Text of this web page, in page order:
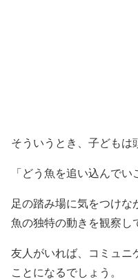
そういうとき、子どもは
「どう魚を追い込んでい
足の踏み場に気をつけな
魚の独特の動きを観察し
友人がいれば、コミュニ
ことになるでしょう。